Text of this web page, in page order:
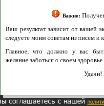
Важно:Получение
зависит от вашей
моим советам из писем и книг.
что должно у вас быть -
заботься о своем здоровье.
Удачи!
осуществляется обработка
соглашаетесь с нашей